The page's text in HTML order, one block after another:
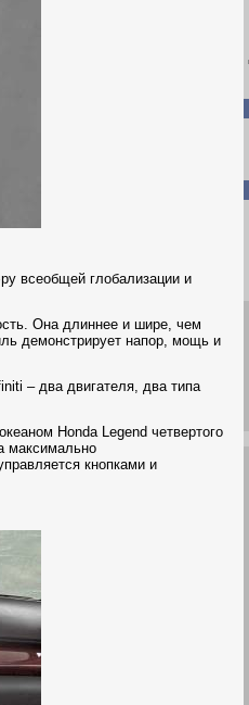
всеобщей глобализации и
Она длиннее и шире, чем
демонстрирует напор, мощь и
– два двигателя, два типа
Honda Legend четвертого
максимально
кнопками и